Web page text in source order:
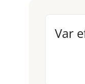
Var
Var